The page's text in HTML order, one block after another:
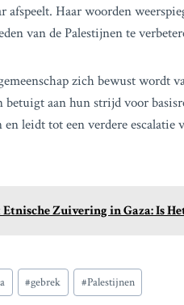
Haar woorden
van de Palestijnen te
zich bewust wordt
aan hun strijd voor
leidt tot een verdere escalatie
Zuivering in Gaza: Is
#gebrek #Palestijnen